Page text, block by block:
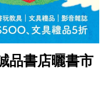
品書店曬書市